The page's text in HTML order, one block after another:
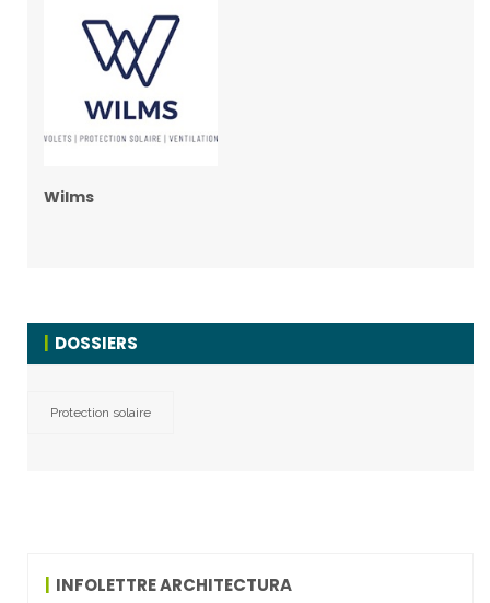
Wilms
DOSSIERS
Protection solaire
INFOLETTRE ARCHITECTURA